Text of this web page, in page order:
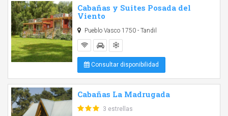
Cabañas y Suites Posada del
Viento
Pueblo Vasco 1750 - Tandil
Consultar disponibilidad
Cabañas La Madrugada
3 estrellas